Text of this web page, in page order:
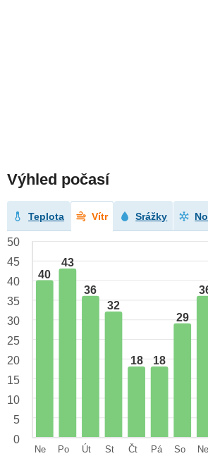
Výhled počasí
Teplota Vítr Srážky
40
43
36
32
18 18
29
50
45
40
35
30
25
20
15
10
5
0
Ne
Po
Út
St
Čt
Pá
So
Ne